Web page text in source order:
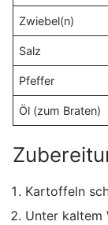
Zwiebel(n)
Salz
Pfeffer
Öl (zum Braten)
Kartoffeln
Unter kaltem